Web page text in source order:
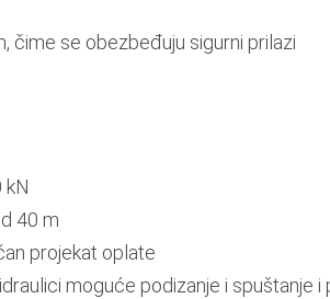
čime se obezbeđuju sigurni prilazi
kN
40 m
projekat oplate
moguće podizanje i spuštanje